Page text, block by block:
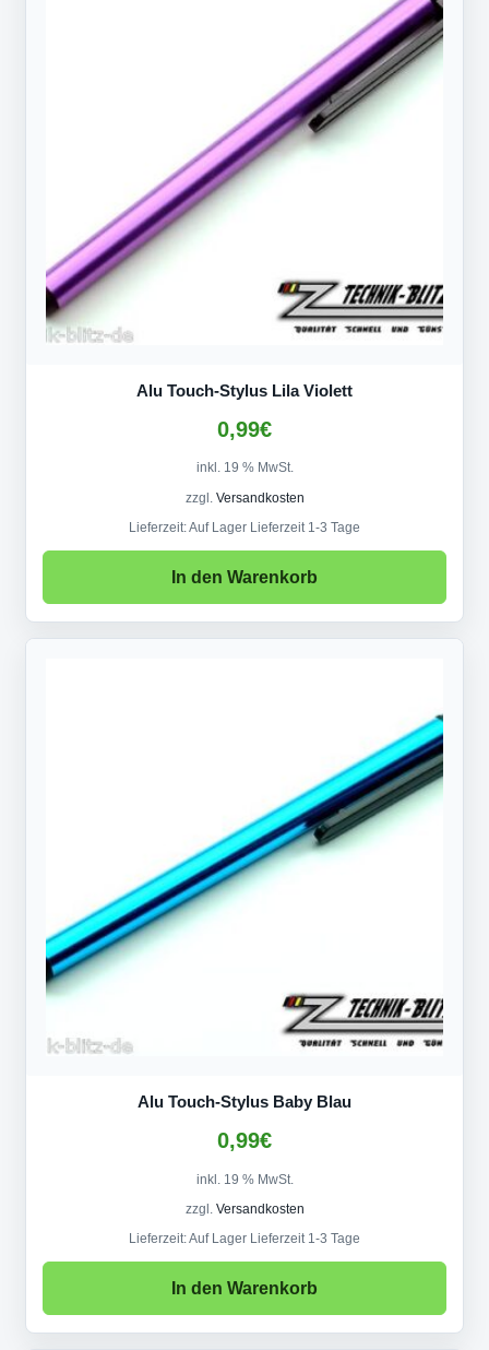
Alu Touch-Stylus Lila Violett
0,99€
inkl. 19 % MwSt.
zzgl. Versandkosten
Lieferzeit:Auf Lager Lieferzeit 1-3 Tage
In den Warenkorb
Alu Touch-Stylus Baby Blau
0,99€
inkl. 19 % MwSt.
zzgl. Versandkosten
Lieferzeit:Auf Lager Lieferzeit 1-3 Tage
In den Warenkorb